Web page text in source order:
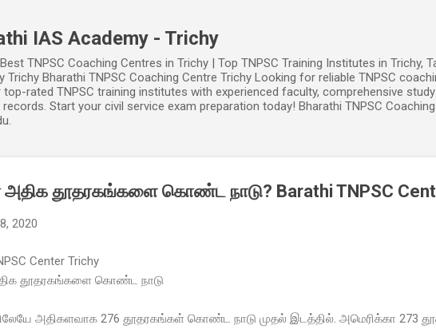
IAS Academy - Trichy
TNPSC Coaching Centres in Trichy | Top TNPSC Training Institutes in Trichy,
Trichy Bharathi TNPSC Coaching Centre Trichy Looking for reliable TNPSC
top-rated TNPSC training institutes with experienced faculty, comprehensive
Start your civil service exam preparation today! Bharathi TNPSC
அதிக தூதரகங்களை கொண்ட நாடு? Barathi TNPSC
2020
Center Trichy
தூதரகங்களை கொண்ட நாடு
அதிகளவாக 276 தூதரகங்கள் கொண்ட நாடு முதல் இடத்தில். அமெரிக்கா 273